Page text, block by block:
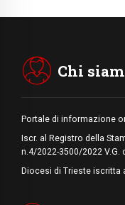
Chi
Portale di informazione
Iscr. al Registro della
n.4/2022-3500/2022 V.G.
Diocesi di Trieste iscritta